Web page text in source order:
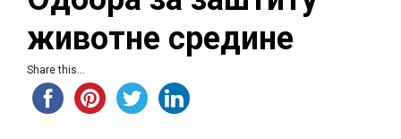
животне средине
Share this...